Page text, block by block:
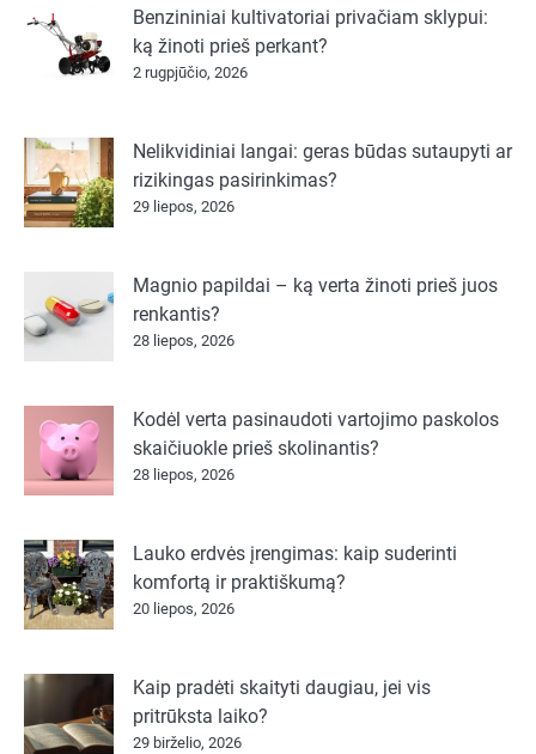
Benzininiai kultivatoriai privačiam sklypui:
ką žinoti prieš perkant?
2 rugpjūčio, 2026
Nelikvidiniai langai: geras būdas sutaupyti ar
rizikingas pasirinkimas?
29 liepos, 2026
Magnio papildai – ką verta žinoti prieš juos
renkantis?
28 liepos, 2026
Kodėl verta pasinaudoti vartojimo paskolos
skaičiuokle prieš skolinantis?
28 liepos, 2026
Lauko erdvės įrengimas: kaip suderinti
komfortą ir praktiškumą?
20 liepos, 2026
Kaip pradėti skaityti daugiau, jei vis
pritrūksta laiko?
29 birželio, 2026